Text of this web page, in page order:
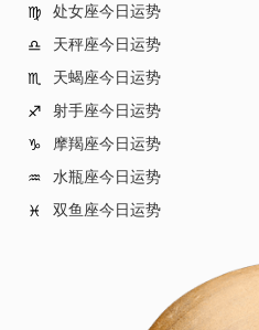
♍
处女座今日运势
♎
天秤座今日运势
♏
天蝎座今日运势
♐
射手座今日运势
♑
摩羯座今日运势
♒
水瓶座今日运势
♓
双鱼座今日运势